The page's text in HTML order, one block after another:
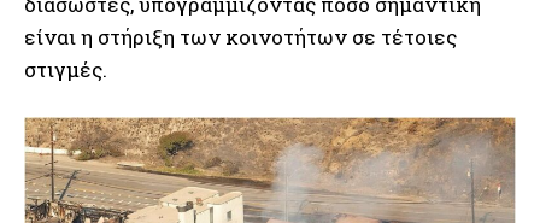
είναι η στήριξη των κοινοτήτων σε τέτοιες
στιγμές.